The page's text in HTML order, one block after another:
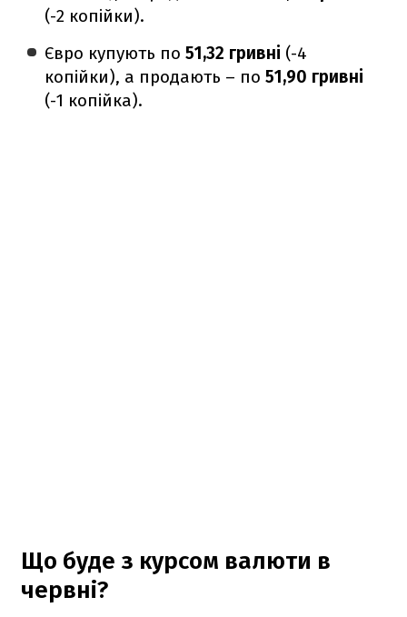
(-2 копійки).
Євро купують по51,32 гривні (-4
копійки), а продають – по51,90 гривні
(-1 копійка).
Що буде з курсом валюти в
червні?